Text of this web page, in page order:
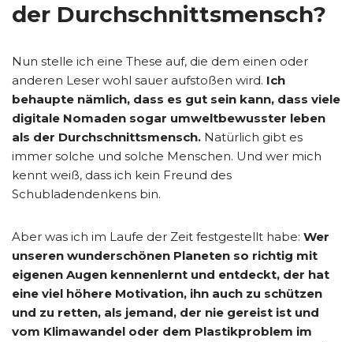
der Durchschnittsmensch?
Nun stelle ich eine These auf, die dem einen oder
anderen Leser wohl sauer aufstoßen wird. Ich
behaupte nämlich, dass es gut sein kann, dass viele
digitale Nomaden sogar umweltbewusster leben
als der Durchschnittsmensch. Natürlich gibt es
immer solche und solche Menschen. Und wer mich
kennt weiß, dass ich kein Freund des
Schubladendenkens bin.
Aber was ich im Laufe der Zeit festgestellt habe: Wer
unseren wunderschönen Planeten so richtig mit
eigenen Augen kennenlernt und entdeckt, der hat
eine viel höhere Motivation, ihn auch zu schützen
und zu retten, als jemand, der nie gereist ist und
vom Klimawandel oder dem Plastikproblem im